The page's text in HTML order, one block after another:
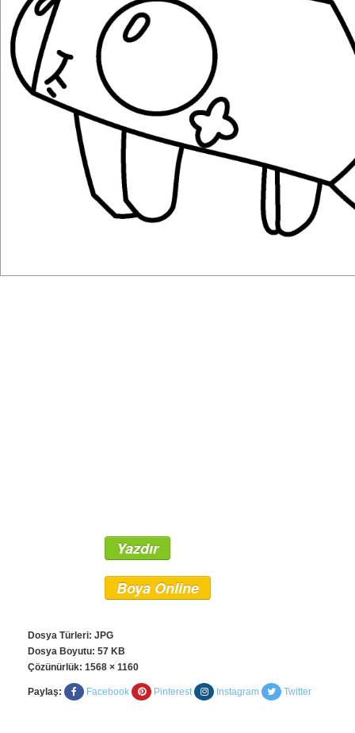
Yazdır
Boya Online
Dosya Türleri: JPG
Dosya Boyutu: 57 KB
Çözünürlük: 1568 × 1160
Paylaş: Facebook Pinterest Instagram Twitter